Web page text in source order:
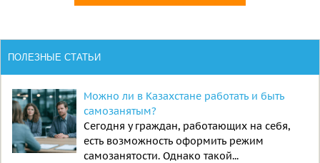
ПОЛЕЗНЫЕ СТАТЬИ
Можно ли в Казахстане работать и быть
самозанятым?
Сегодня у граждан, работающих на себя,
есть возможность оформить режим
самозанятости. Однако такой...